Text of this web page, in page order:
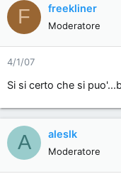
F freekliner
Moderatore
4/1/07
Si si certo che si
A aleslk
Moderatore